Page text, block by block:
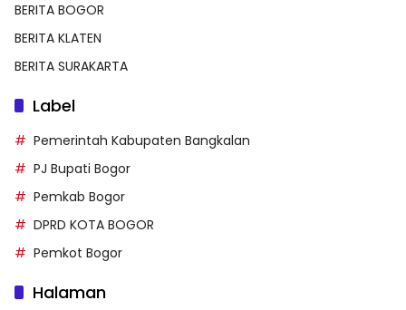
BERITA BOGOR
BERITA KLATEN
BERITA SURAKARTA
Label
Pemerintah Kabupaten Bangkalan
PJ Bupati Bogor
Pemkab Bogor
DPRD KOTA BOGOR
Pemkot Bogor
Halaman